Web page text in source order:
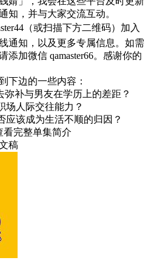
知，并与大家交流互动。
（或扫描下方二维码）加入
通知，以及更多专属信息。如需
添加微信 qamaster66。感谢你的
下边的一些内容：
弥补与男友在学历上的差距？
场人际交往能力？
应该成为生活不顺的归因？
看完整单集简介
稿